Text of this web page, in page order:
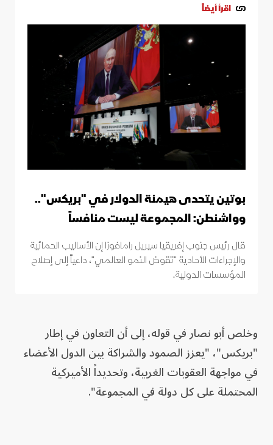
اقرأ أيضاً
بوتين يتحدى هيمنة الدولار في "بريكس"..
وواشنطن: المجموعة ليست منافساً
قال رئيس جنوب إفريقيا سيريل رامافوزا إن الأساليب الحمائية
والإجراءات الأحادية "تقوض النمو العالمي"، داعياً إلى إصلاح
المؤسسات الدولية.
وخلص أبو نصار في قوله، إلى أن التعاون في إطار
"بريكس"، "يعزز الصمود والشراكة بين الدول الأعضاء
في مواجهة العقوبات الغربية، وتحديداً الأميركية
المحتملة على كل دولة في المجموعة".